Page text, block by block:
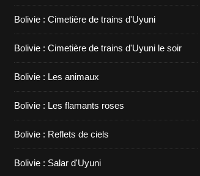
Bolivie : Cimetière de trains d'Uyuni
Bolivie : Cimetière de trains d'Uyuni le soir
Bolivie : Les animaux
Bolivie : Les flamants roses
Bolivie : Reflets de ciels
Bolivie : Salar d'Uyuni